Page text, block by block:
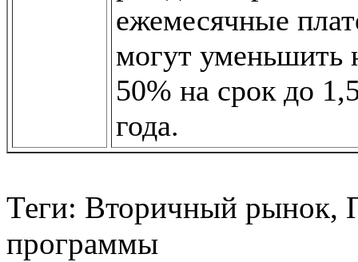
ежемесячные
могут уменьшить
50% на срок до
года.
Теги: Вторичный
программы